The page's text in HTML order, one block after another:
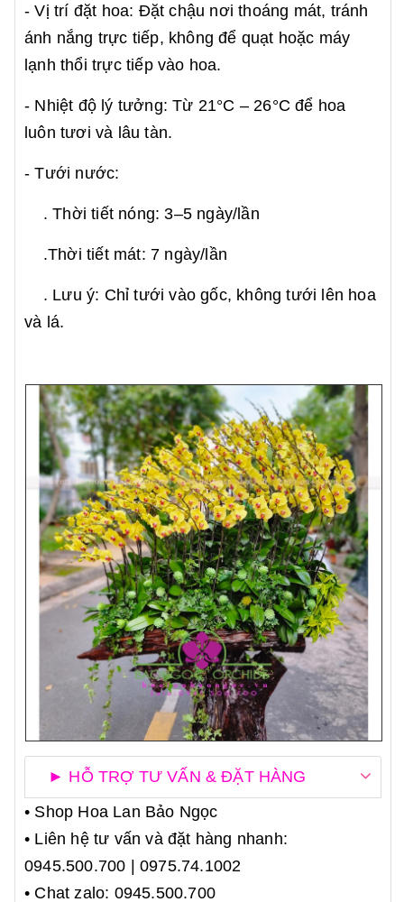
- Vị trí đặt hoa: Đặt chậu nơi thoáng mát, tránh
ánh nắng trực tiếp, không để quạt hoặc máy
lạnh thổi trực tiếp vào hoa.
- Nhiệt độ lý tưởng: Từ 21°C – 26°C để hoa
luôn tươi và lâu tàn.
- Tưới nước:
. Thời tiết nóng: 3–5 ngày/lần
.Thời tiết mát: 7 ngày/lần
. Lưu ý: Chỉ tưới vào gốc, không tưới lên hoa
và lá.
► HỖ TRỢ TƯ VẤN & ĐẶT HÀNG
• Shop Hoa Lan Bảo Ngọc
• Liên hệ tư vấn và đặt hàng nhanh:
0945.500.700 | 0975.74.1002
• Chat zalo: 0945.500.700